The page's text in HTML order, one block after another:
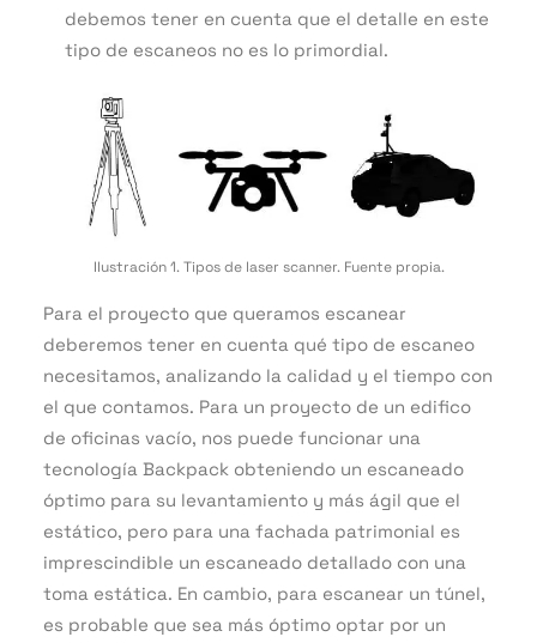
debemos tener en cuenta que el detalle en este
tipo de escaneos no es lo primordial.
Ilustración 1. Tipos de laser scanner. Fuente propia.
Para el proyecto que queramos escanear
deberemos tener en cuenta qué tipo de escaneo
necesitamos, analizando la calidad y el tiempo con
el que contamos. Para un proyecto de un edifico
de oficinas vacío, nos puede funcionar una
tecnología Backpack obteniendo un escaneado
óptimo para su levantamiento y más ágil que el
estático, pero para una fachada patrimonial es
imprescindible un escaneado detallado con una
toma estática. En cambio, para escanear un túnel,
es probable que sea más óptimo optar por un